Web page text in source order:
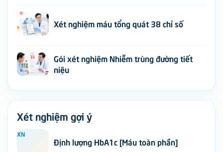
Xét nghiệm máu tổng quát 38 chỉ số
Gói xét nghiệm Nhiễm trùng đường tiết
niệu
Xét nghiệm gợi ý
XN
Định lượng HbA1c [Máu toàn phần]